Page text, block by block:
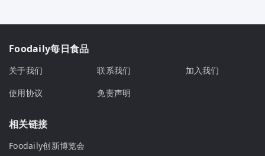
Foodaily每日食品
关于我们 联系我们
加入我们
使用协议
免责声明
相关链接
Foodaily创新博览会